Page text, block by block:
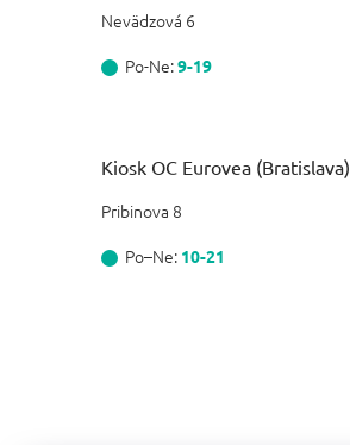
Nevädzová 6
Po-Ne:9-19
Kiosk OC Eurovea (Bratislava)
Pribinova 8
Po–Ne: 10-21